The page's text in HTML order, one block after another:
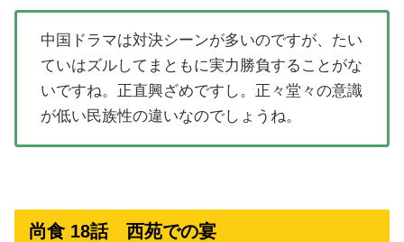
中国ドラマは対決シーンが多いのですが、たい
ていはズルしてまともに実力勝負することがな
いですね。正直興ざめですし。正々堂々の意識
が低い民族性の違いなのでしょうね。
尚食 18話 西苑での宴